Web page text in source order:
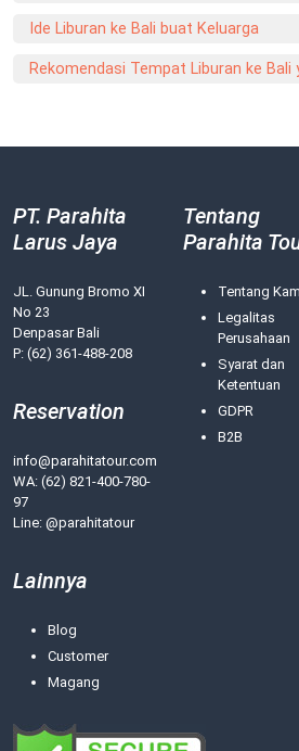
Ide Liburan ke Bali buat Keluarga
Rekomendasi Tempat Liburan ke
PT. Parahita
Larus Jaya
JL. Gunung Bromo XI
No 23
Denpasar Bali
P: (62) 361-488-208
Reservation
info@parahitatour.com
WA: (62) 821-400-780-
97
Line: @parahitatour
Tentang
Parahita
Tentang
Legalitas
Perusahaan
Syarat dan
Ketentuan
GDPR
B2B
Lainnya
Blog
Customer
Magang